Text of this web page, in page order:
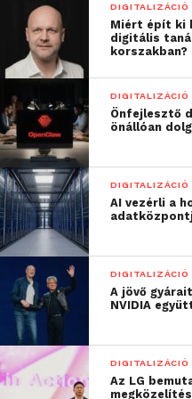
sport- vagy híranyaghoz
ábrázoló adott
kattintással már a
formában, ezáltal jobb
készíthetnek a kiélezett
DIGITALIZÁCIÓ
Miért épít ki
digitális
korszakban?
DIGITALIZÁCIÓ
Önfejlesztő
önállóan
DIGITALIZÁCIÓ
AI vezérli a
DIGITALIZÁCIÓ
A jövő
NVIDIA
DIGITALIZÁCIÓ
Az LG